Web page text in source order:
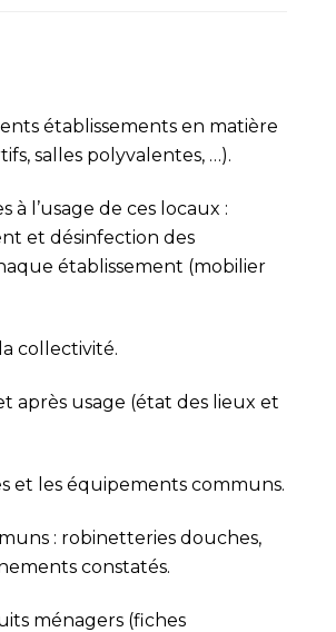
établissements en matière
salles polyvalentes, …).
à l’usage de ces locaux :
et désinfection des
établissement (mobilier
collectivité.
après usage (état des lieux et
et les équipements communs.
: robinetteries douches,
constatés.
ménagers (fiches